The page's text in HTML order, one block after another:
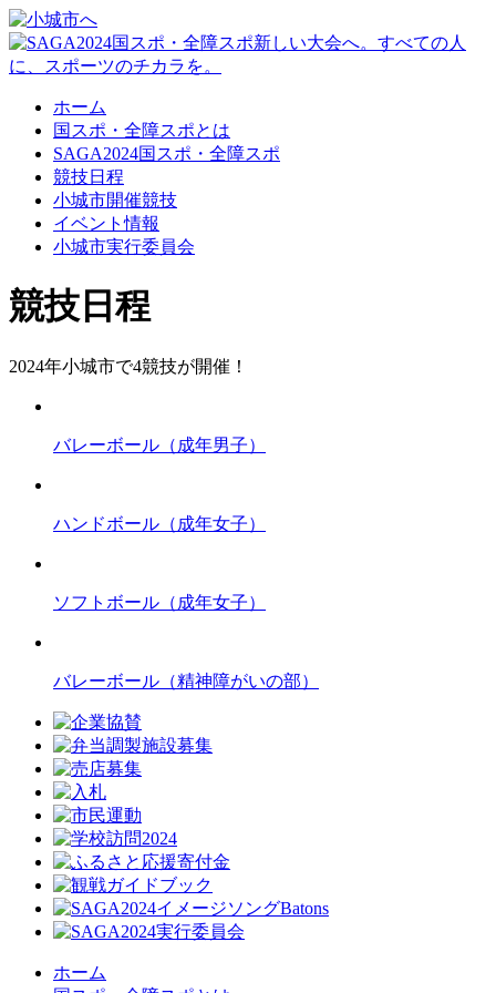
ホーム
国スポ・全障スポとは
SAGA2024国スポ・全障スポ
競技日程
小城市開催競技
イベント情報
小城市実行委員会
競技日程
2024年小城市で4競技が開催！
バレーボール （成年男子）
ハンドボール （成年女子）
ソフトボール （成年女子）
バレーボール （精神障がいの部）
ホーム